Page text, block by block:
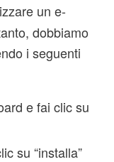
un e-
dobbiamo
i seguenti
e fai clic su
su “installa”